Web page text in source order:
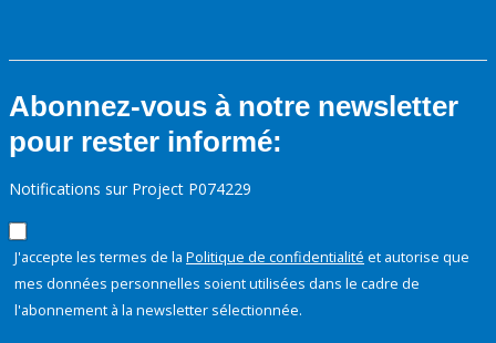
Abonnez-vous à notre newsletter
pour rester informé:
Notifications sur Project P074229
J'accepte les termes de la Politique de confidentialité et autorise que
mes données personnelles soient utilisées dans le cadre de
l'abonnement à la newsletter sélectionnée.